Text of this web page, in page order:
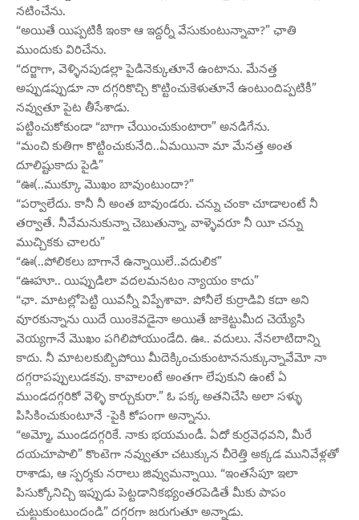
నటించేను.
“అయితే యిప్పటికీ ఇంకా ఆ ఇద్దర్నీ వేసుకుంటున్నావా?” ఛాతి
ముందుకు విరిచేను.
“దర్జాగా, వెళ్ళినపుడల్లా పైడినెక్కుతూనే ఉంటాను. మేనత్త
అప్పుడప్పుడూ నా దగ్గరికొచ్చి కొట్టించుకెళుతూనే ఉంటుందిప్పటికీ”
నవ్వుతూ పైట తీసేశాడు.
పట్టించుకోకుండా “బాగా చేయించుకుంటారా” అనడిగేను.
“మంచి కుతిగా కొట్టించుకునేది..ఏమయినా మా మేనత్త అంత
దూలిష్టుకాదు పైడి”
“ఊ(..ముక్కూ మొఖం బావుంటుందా?”
“పర్వాలేదు. కానీ నీ అంత బావుండరు. చన్ను చంకా చూడాలంటే నీ
తర్వాతే. నీవేమనుకున్నా చెబుతున్నా, వాళ్ళెవరూ నీ యీ చన్ను
ముచ్చికకు చాలరు”
“ఊ(..పోలికలు బాగానే ఉన్నాయిలే..వదులిక”
“ఊహూ.. యిప్పుడిలా వదలమనటం న్యాయం కాదు”
“ఛా. మాటల్లోపెట్టి యివన్నీ విప్పేశావా. పోనీలే కుర్రాడివి కదా అని
వూరకున్నాను యిదే యింకెవడైనా అయితే జాకెట్టుమీద చెయ్యేసి
వెయ్యగానే మొఖం పగిలిపోయుండేది. ఊ.. వదులు. నేనలాటిదాన్ని
కాదు. నీ మాటలకుబ్బిపోయి మీదెక్కించుకుంటాననుక్కున్నావేమో నా
దగ్గరాపప్పులుడకవు. కావాలంటే అంతగా లేపుకుని ఉంటే ఏ
ముండదగ్గరికో వెళ్ళి కార్చుకురా.” ఓ పక్క అతనిచేసి అలా సళ్ళు
పిసికించుకుంటూనే -పైకి కోపంగా అన్నాను.
“అమ్మో, ముండదగ్గరికే. నాకు భయమండీ. ఏదో కుర్రవెధవని, మీరే
దయచూపాలి” కొంటెగా నవ్వుతూ చటుక్కున చీరెత్తి అక్కడ మునివేళ్లతో
రాశాడు, ఆ స్పర్శకు నరాలు జివ్వుమన్నాయి. “ఇంతసేపూ ఇలా
పిసుక్కోనిచ్చి ఇప్పుడు పెట్టడానికభ్యంతరపెడితే మీకు పాపం
చుట్టుకుంటుందండి” దగ్గరగా జరుగుతూ అన్నాడు.